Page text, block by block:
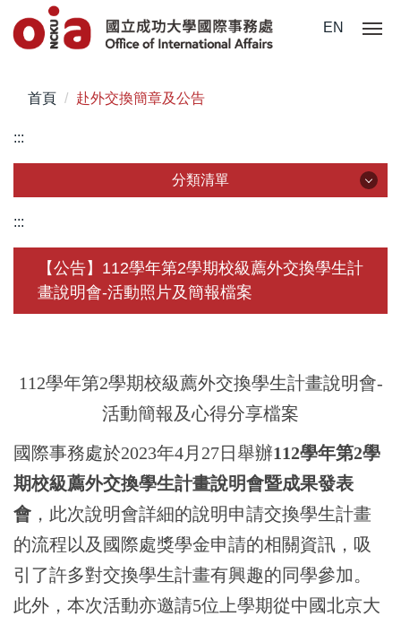
到
區
EN
首頁 赴外交換簡章及公告
:::
分類清單
關於我們
未來學生
在校須知
:::
【公告】112學年第2學期校級薦外交換學生計
畫說明會-活動照片及簡報檔案
112學年第2學期校級薦外交換學生計畫說明會-
活動簡報及心得分享檔案
國際事務處於2023年4月27日 舉辦112學年第2學
期校級薦外交換學生計畫說明會暨成果發表
會 ， 此次說明會詳細的說明申請交換學生計畫
的流程以及國際處獎學金申請的相關資訊， 吸
引了許多對交換學生計畫有興趣的同學參加。
此外，本次活動亦邀請5位上學期從中國北京大